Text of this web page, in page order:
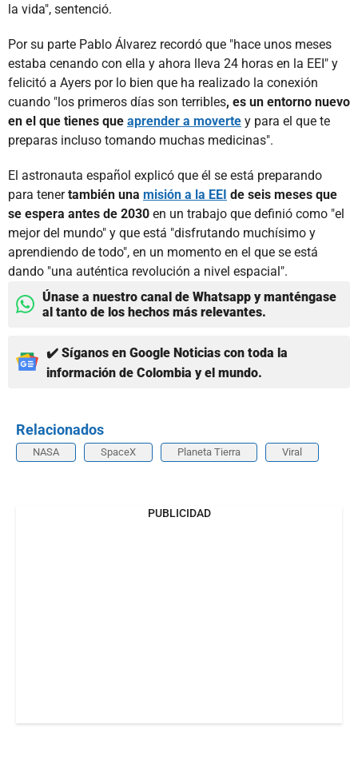
la vida", sentenció.
Por su parte Pablo Álvarez recordó que "hace unos meses
estaba cenando con ella y ahora lleva 24 horas en la EEI" y
felicitó a Ayers por lo bien que ha realizado la conexión
cuando "los primeros días son terribles, es un entorno nuevo
en el que tienes que aprender a moverte y para el que te
preparas incluso tomando muchas medicinas".
El astronauta español explicó que él se está preparando
para tenertambién una misión a la EEI de seis meses que
se espera antes de 2030 en un trabajo que definió como "el
mejor del mundo" y que está "disfrutando muchísimo y
aprendiendo de todo", en un momento en el que se está
dando "una auténtica revolución a nivel espacial".
Únase a nuestro canal de Whatsapp y manténgase
al tanto de los hechos más relevantes.
✔️ Síganos en Google Noticias con toda la
información de Colombia y el mundo.
Relacionados
NASA SpaceX Planeta Tierra Viral
PUBLICIDAD